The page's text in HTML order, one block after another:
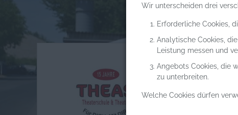
Wir unterscheiden drei
Erforderliche Cookies,
Analytische Cookies,
Leistung messen und
Angebots Cookies, die
zu unterbreiten.
Welche Cookies dürfen